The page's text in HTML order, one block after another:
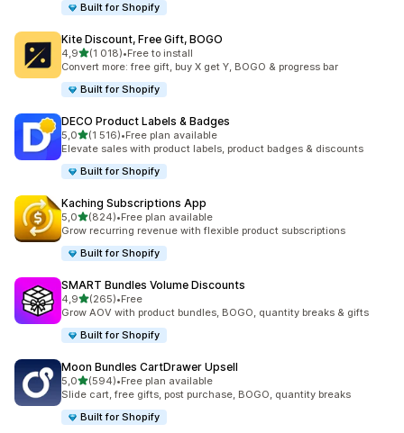
Built for Shopify
Kite Discount, Free Gift, BOGO
4,9z 5 hvězd
(1 018)
Celkový počet recenzí: 1018
•Free to install
Convert more: free gift, buy X get Y, BOGO & progress bar
Built for Shopify
DECO Product Labels & Badges
5,0z 5 hvězd
(1 516)
Celkový počet recenzí: 1516
•Free plan available
Elevate sales with product labels, product badges & discounts
Built for Shopify
Kaching Subscriptions App
5,0z 5 hvězd
(824)
Celkový počet recenzí: 824
•Free plan available
Grow recurring revenue with flexible product subscriptions
Built for Shopify
SMART Bundles Volume Discounts
4,9z 5 hvězd
(265)
Celkový počet recenzí: 265
•Free
Grow AOV with product bundles, BOGO, quantity breaks & gifts
Built for Shopify
Moon Bundles CartDrawer Upsell
5,0z 5 hvězd
(594)
Celkový počet recenzí: 594
•Free plan available
Slide cart, free gifts, post purchase, BOGO, quantity breaks
Built for Shopify